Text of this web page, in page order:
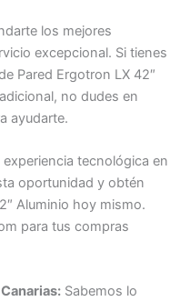
los mejores
excepcional. Si tienes
Pared Ergotron LX 42″
no dudes en
ayudarte.
tecnológica en
oportunidad y obtén
Aluminio hoy mismo.
para tus compras
Sabemos lo